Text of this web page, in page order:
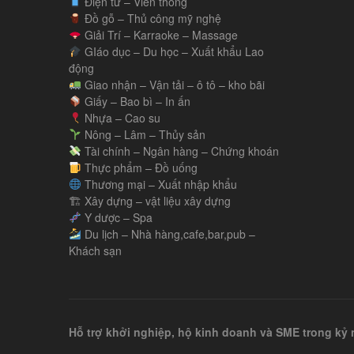
Đồ gỗ – Thủ công mỹ nghệ
Giải Trí – Karraoke – Massage
GIáo dục – Du học – Xuất khẩu Lao
động
Giao nhận – Vận tải – ô tô – kho bãi
Giấy – Bao bì – In ấn
Nhựa – Cao su
Nông – Lâm – Thủy sản
Tài chính – Ngân hàng – Chứng khoán
Thực phẩm – Đồ uống
Thương mại – Xuất nhập khẩu
🏗 Xây dựng – vật liệu xây dựng
Y dược – Spa
Du lịch – Nhà hàng,cafe,bar,pub –
Khách sạn
Hỗ trợ khởi nghiệp, hộ kinh doanh và SME trong kỷ